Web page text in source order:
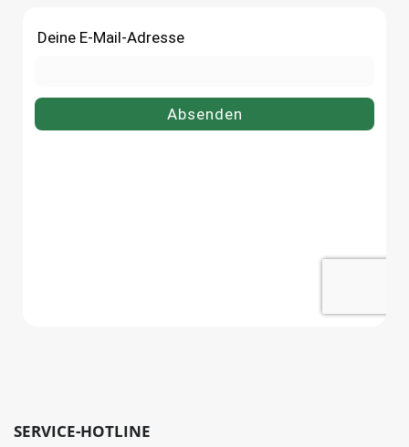
dosen.de.
Einmachglas 220 ml
online bei flaschen-glaeser-
SERVICE-HOTLINE